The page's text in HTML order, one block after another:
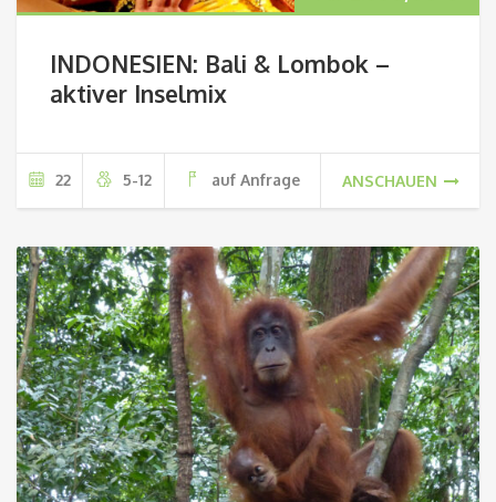
INDONESIEN: Bali & Lombok –
aktiver Inselmix
22 5-12 auf Anfrage ANSCHAUEN